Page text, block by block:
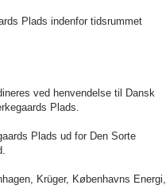
Plads indenfor tidsrummet
ved henvendelse til Dansk
Plads.
Plads ud for Den Sorte
Krüger, Københavns Energi,